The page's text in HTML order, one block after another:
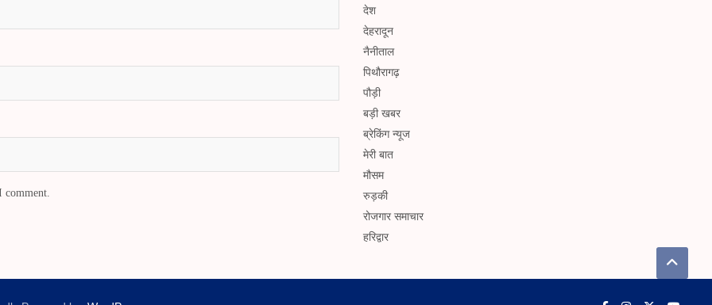
comment.
देश
देहरादून
नैनीताल
पिथौरागढ़
पौड़ी
बड़ी खबर
ब्रेकिंग न्यूज
मेरी बात
मौसम
रुड़की
रोजगार समाचार
हरिद्वार